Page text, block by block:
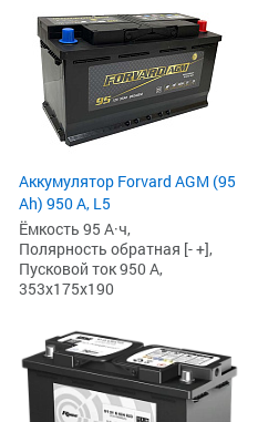
Аккумулятор Forvard AGM (95
Ah) 950 А, L5
Ёмкость 95 А·ч,
Полярность обратная [- +],
Пусковой ток 950 А,
353x175x190